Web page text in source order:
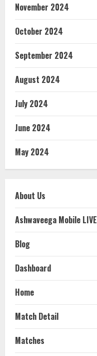
November 2024
October 2024
September 2024
August 2024
July 2024
June 2024
May 2024
About Us
Ashwaveega Mobile
Blog
Dashboard
Home
Match Detail
Matches